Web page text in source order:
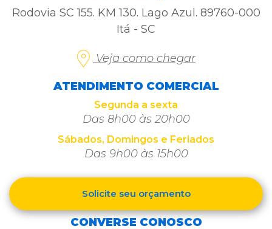
Rodovia SC 155. KM 130. Lago Azul. 89760-000
Itá - SC
Veja como chegar
ATENDIMENTO COMERCIAL
Segunda a sexta
Das 8h00 às 20h00
Sábados, Domingos e Feriados
Das 9h00 às 15h00
Solicite seu orçamento
CONVERSE CONOSCO